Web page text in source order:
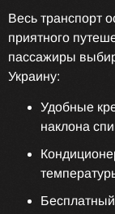
Весь транспорт
приятного
пассажиры
Украину:
Удобные
наклона